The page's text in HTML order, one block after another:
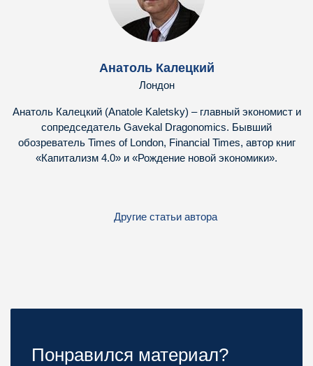
Анатоль Калецкий
Лондон
Анатоль Калецкий (Anatole Kaletsky) – главный экономист и
сопредседатель Gavekal Dragonomics. Бывший
обозреватель Times of London, Financial Times, автор книг
«Капитализм 4.0» и «Рождение новой экономики».
Другие статьи автора
Понравился материал?